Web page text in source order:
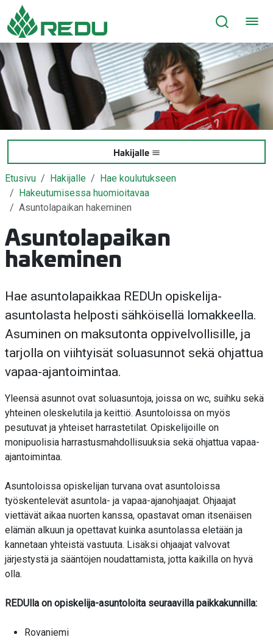
Siirry sivusisältöön
Hakijalle
Etusivu Hakijalle
Hae koulutukseen
Hakeutumisessa huomioitavaa
Asuntolapaikan hakeminen
Asuntolapaikan
hakeminen
Hae asuntolapaikkaa REDUn opiskelija-
asuntolasta helposti sähköisellä lomakkeella.
Asuminen on maksutonta oppivelvollisille, ja
tarjolla on viihtyisät soluasunnot sekä ohjattua
vapaa-ajantoimintaa.
Yleensä asunnot ovat soluasuntoja, joissa on wc, suihku sekä
yhteinen oleskelutila ja keittiö. Asuntoloissa on myös
pesutuvat ja yhteiset harrastetilat. Opiskelijoille on
monipuolisia harrastusmahdollisuuksia sekä ohjattua vapaa-
ajantoimintaa.
Asuntoloissa opiskelijan turvana ovat asuntoloissa
työskentelevät asuntola- ja vapaa-ajanohjaajat. Ohjaajat
viettävät aikaa nuorten kanssa, opastavat oman itsenäisen
elämän alkuun ja opettavat kuinka asuntolassa eletään ja
kannetaan yhteistä vastuuta. Lisäksi ohjaajat valvovat
järjestystä ja sääntöjen noudattamista, jotta kaikilla on hyvä
olla.
REDUlla on opiskelija-asuntoloita seuraavilla paikkakunnilla:
Rovaniemi